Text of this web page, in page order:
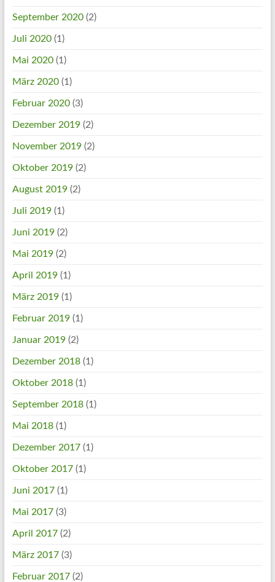
September 2020(2)
Juli 2020(1)
Mai 2020(1)
März 2020(1)
Februar 2020(3)
Dezember 2019(2)
November 2019(2)
Oktober 2019(2)
August 2019(2)
Juli 2019(1)
Juni 2019(2)
Mai 2019(2)
April 2019(1)
März 2019(1)
Februar 2019(1)
Januar 2019(2)
Dezember 2018(1)
Oktober 2018(1)
September 2018(1)
Mai 2018(1)
Dezember 2017(1)
Oktober 2017(1)
Juni 2017(1)
Mai 2017(3)
April 2017(2)
März 2017(3)
Februar 2017(2)